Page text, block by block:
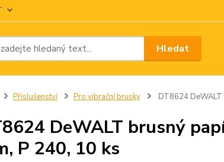
Hledat
Příslušenství Pro vibrační brusky DT8624 DeWALT
DeWALT brusný
P 240, 10 ks